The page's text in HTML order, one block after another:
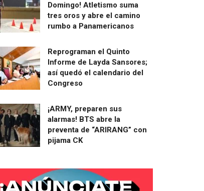
Domingo! Atletismo suma
tres oros y abre el camino
rumbo a Panamericanos
Reprograman el Quinto
Informe de Layda Sansores;
así quedó el calendario del
Congreso
¡ARMY, preparen sus
alarmas! BTS abre la
preventa de “ARIRANG” con
pijama CK